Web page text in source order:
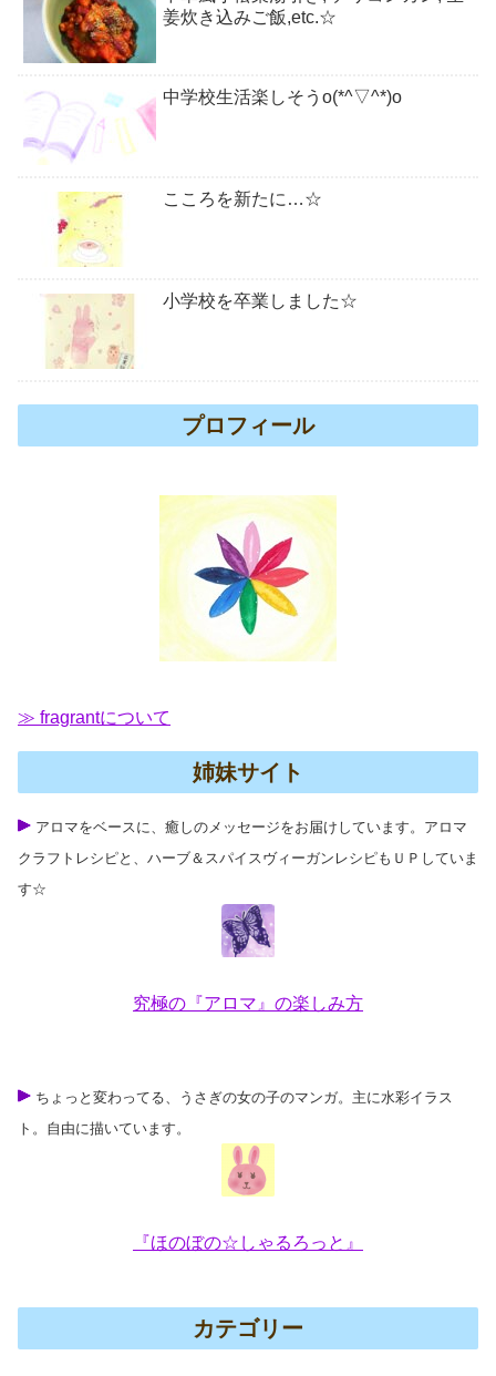
姜炊き込みご飯,etc.☆
中学校生活楽しそうo(*^▽^*)o
こころを新たに…☆
小学校を卒業しました☆
プロフィール
≫ fragrantについて
姉妹サイト
アロマをベースに、癒しのメッセージをお届けしています。アロマ
クラフトレシピと、ハーブ＆スパイスヴィーガンレシピもＵＰしていま
す☆
究極の『アロマ』の楽しみ方
ちょっと変わってる、うさぎの女の子のマンガ。主に水彩イラス
ト。自由に描いています。
『ほのぼの☆しゃるろっと』
カテゴリー